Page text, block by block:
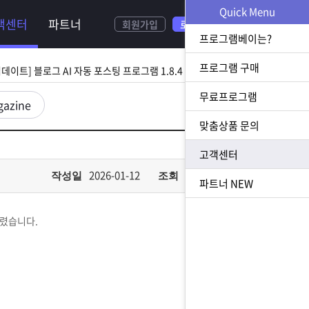
센터 파트너 회원가입 로그인
[ 2026.08.05 업데이트] 스토어 사업자 디비 추출 프로그램 1.5.9 업데이트
[ 2026.07.31 업데이트] 블로그 AI 자동 포스팅 프로그램 1.8.4 업데이트
이트] N사 쪽지 자동 발송 프로그램 1.3.0 업데이트
[ 2026.07.23 업데이트] 황금 키워드 수집 추출 프로그램 1.1.8 업데이트
작성일 2026-01-12 조회
습니다.
Quick Menu
프로그램베이는?
프로그램 구매
무료프로그램
맞춤상품 문의
고객센터
파트너 NEW